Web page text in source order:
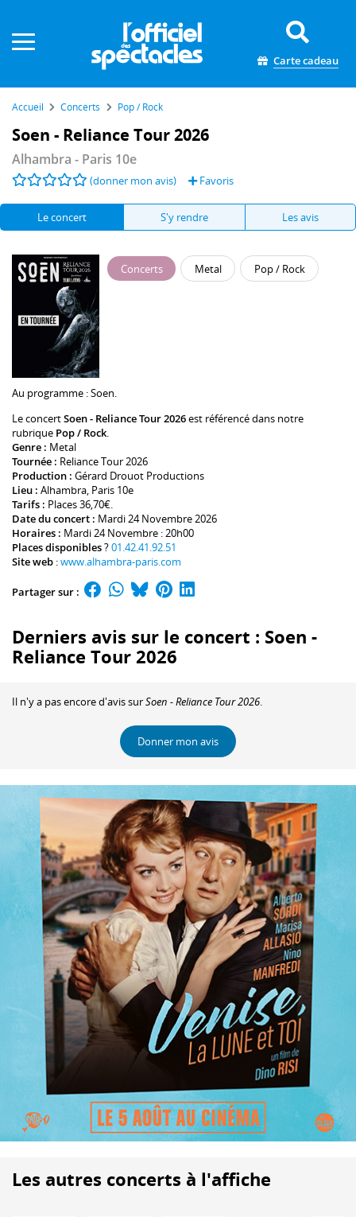
Carte cadeau
Accueil Concerts Pop / Rock
Soen - Reliance Tour 2026
Alhambra - Paris 10e
(donner mon avis) Favoris
Le concert S'y rendre Les avis
Concerts Metal Pop / Rock
Au programme :Soen.
Le concertSoen - Reliance Tour 2026est référencé dans notre
rubrique Pop / Rock.
Genre : Metal
Tournée : Reliance Tour 2026
Production : Gérard Drouot Productions
Lieu : Alhambra, Paris 10e
Tarifs : Places 36,70€.
Date du concert : Mardi 24 Novembre 2026
Horaires : Mardi 24 Novembre : 20h00
Places disponibles?01.42.41.92.51
Site web :www.alhambra-paris.com
Partager sur :
Derniers avis sur le concert : Soen -
Reliance Tour 2026
Il n'y a pas encore d'avis surSoen - Reliance Tour 2026.
Donner mon avis
Les autres concerts à l'affiche